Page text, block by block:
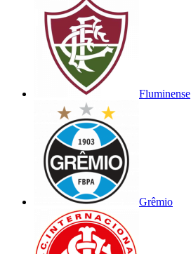
Fluminense
Grêmio